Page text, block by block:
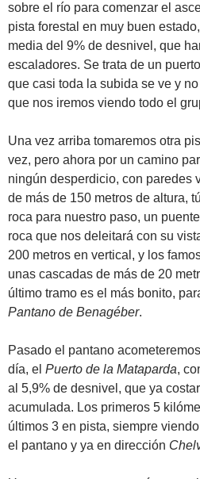
sobre el río para comenzar el
pista forestal en muy buen
media del 9% de desnivel, que
escaladores. Se trata de un
que casi toda la subida se ve y
que nos iremos viendo todo el
Una vez arriba tomaremos otra
vez, pero ahora por un camino
ningún desperdicio, con paredes
de más de 150 metros de altura,
roca para nuestro paso, un
roca que nos deleitará con su
200 metros en vertical, y los
unas cascadas de más de 20
último tramo es el más bonito,
Pantano de Benagéber.
Pasado el pantano
día, el Puerto de la Mataparda,
al 5,9% de desnivel, que ya
acumulada. Los primeros 5
últimos 3 en pista, siempre
el pantano y ya en dirección